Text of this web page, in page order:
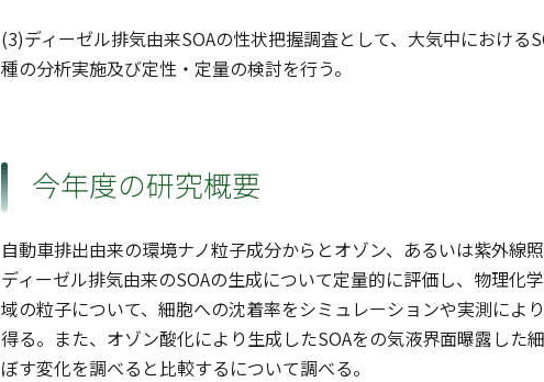
(3)ディーゼル排気由来SOAの性状把握調査として、大気中におけ
種の分析実施及び定性・定量の検討を行う。
今年度の研究概要
自動車排出由来の環境ナノ粒子成分からとオゾン、あるいは紫外線
ディーゼル排気由来のSOAの生成について定量的に評価し、物理化
域の粒子について、細胞への沈着率をシミュレーションや実測によ
得る。また、オゾン酸化により生成したSOAをの気液界面曝露した
ぼす変化を調べると比較するについて調べる。